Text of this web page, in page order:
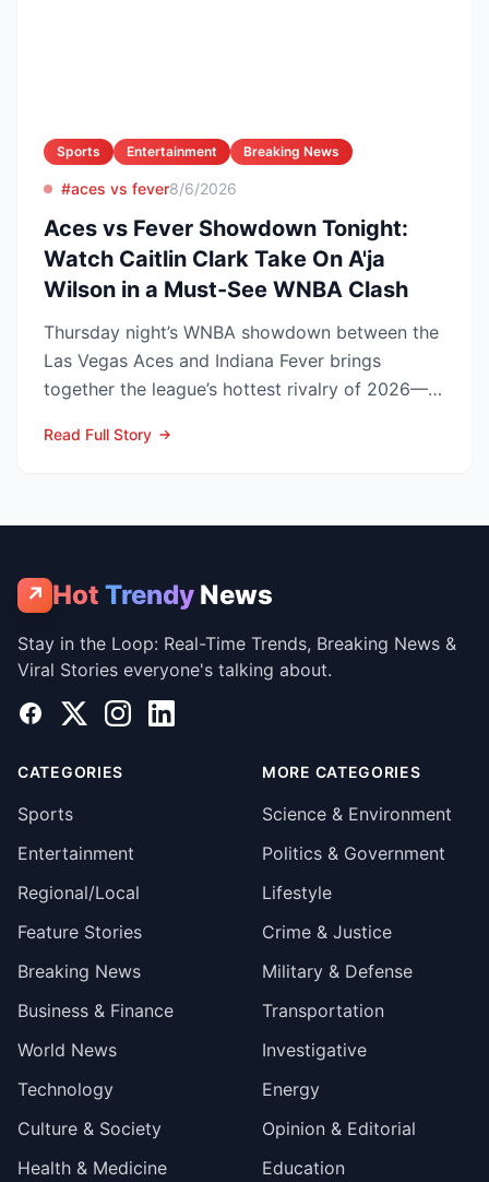
Sports Entertainment Breaking News
#aces vs fever8/6/2026
Aces vs Fever Showdown Tonight:
Watch Caitlin Clark Take On A'ja
Wilson in a Must-See WNBA Clash
Thursday night’s WNBA showdown between the
Las Vegas Aces and Indiana Fever brings
together the league’s hottest rivalry of 2026—
Read Full Story
↗ Hot Trendy News
Stay in the Loop: Real-Time Trends, Breaking News &
Viral Stories everyone's talking about.
Facebook
X InstagramLinkedIn
CATEGORIES
Sports
Entertainment
Regional/Local
Feature Stories
Breaking News
Business & Finance
World News
Technology
Culture & Society
Health & Medicine
MORE CATEGORIES
Science & Environment
Politics & Government
Lifestyle
Crime & Justice
Military & Defense
Transportation
Investigative
Energy
Opinion & Editorial
Education